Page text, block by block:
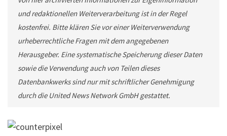
und redaktionellen Weiterverarbeitung ist in der Regel
kostenfrei. Bitte klären Sie vor einer Weiterverwendung
urheberrechtliche Fragen mit dem angegebenen
Herausgeber. Eine systematische Speicherung dieser Daten
sowie die Verwendung auch von Teilen dieses
Datenbankwerks sind nur mit schriftlicher Genehmigung
durch die United News Network GmbH gestattet.